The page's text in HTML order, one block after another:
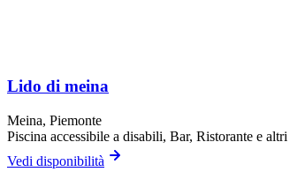
Lido di meina
Meina, Piemonte
Piscina accessibile a disabili, Bar, Ristorante e
Vedi disponibilità